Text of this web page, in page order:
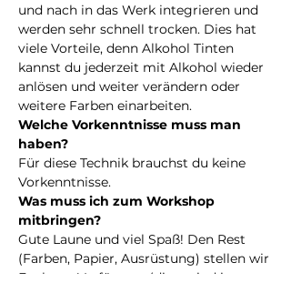
und nach in das Werk integrieren und
werden sehr schnell trocken. Dies hat
viele Vorteile, denn Alkohol Tinten
kannst du jederzeit mit Alkohol wieder
anlösen und weiter verändern oder
weitere Farben einarbeiten.
Welche Vorkenntnisse muss man
haben?
Für diese Technik brauchst du keine
Vorkenntnisse.
Was muss ich zum Workshop
mitbringen?
Gute Laune und viel Spaß! Den Rest
(Farben, Papier, Ausrüstung) stellen wir
Euch zur Verfügung (diese sind im